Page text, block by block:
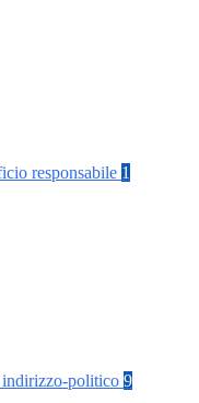
responsabile 1
politico 9